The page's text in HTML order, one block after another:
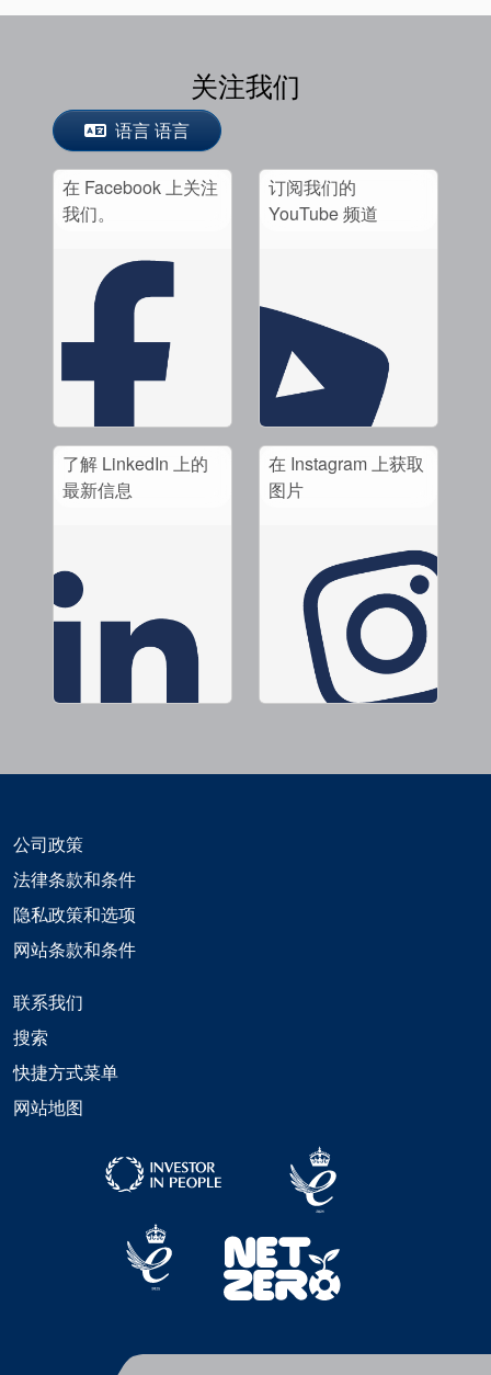
关注我们
语言 语言
在 Facebook 上关注
我们。
订阅我们的
YouTube 频道
了解 LinkedIn 上的
最新信息
在 Instagram 上获取
图片
公司政策
法律条款和条件
隐私政策和选项
网站条款和条件
联系我们
搜索
快捷方式菜单
网站地图